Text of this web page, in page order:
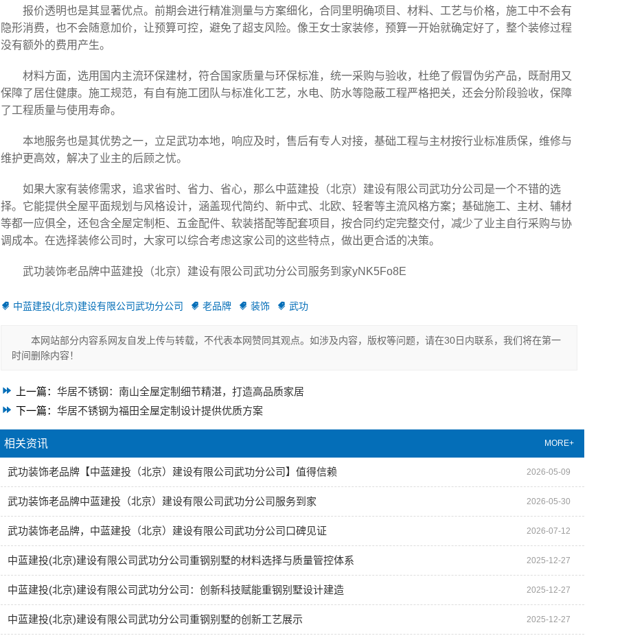
报价透明也是其显著优点。前期会进行精准测量与方案细化，合同里明确项目、材料、工艺与价格，施工中不会有
隐形消费，也不会随意加价，让预算可控，避免了超支风险。像王女士家装修，预算一开始就确定好了，整个装修过程
没有额外的费用产生。
材料方面，选用国内主流环保建材，符合国家质量与环保标准，统一采购与验收，杜绝了假冒伪劣产品，既耐用又
保障了居住健康。施工规范，有自有施工团队与标准化工艺，水电、防水等隐蔽工程严格把关，还会分阶段验收，保障
了工程质量与使用寿命。
本地服务也是其优势之一，立足武功本地，响应及时，售后有专人对接，基础工程与主材按行业标准质保，维修与
维护更高效，解决了业主的后顾之忧。
如果大家有装修需求，追求省时、省力、省心，那么中蓝建投（北京）建设有限公司武功分公司是一个不错的选
择。它能提供全屋平面规划与风格设计，涵盖现代简约、新中式、北欧、轻奢等主流风格方案；基础施工、主材、辅材
等都一应俱全，还包含全屋定制柜、五金配件、软装搭配等配套项目，按合同约定完整交付，减少了业主自行采购与协
调成本。在选择装修公司时，大家可以综合考虑这家公司的这些特点，做出更合适的决策。
武功装饰老品牌中蓝建投（北京）建设有限公司武功分公司服务到家yNK5Fo8E
中蓝建投(北京)建设有限公司武功分公司 老品牌 装饰 武功
本网站部分内容系网友自发上传与转载，不代表本网赞同其观点。如涉及内容，版权等问题，请在30日内联系，我们将在第一
时间删除内容！
上一篇： 华居不锈钢：南山全屋定制细节精湛，打造高品质家居
下一篇： 华居不锈钢为福田全屋定制设计提供优质方案
相关资讯 MORE+
武功装饰老品牌【中蓝建投（北京）建设有限公司武功分公司】值得信赖 2026-05-09
武功装饰老品牌中蓝建投（北京）建设有限公司武功分公司服务到家 2026-05-30
武功装饰老品牌，中蓝建投（北京）建设有限公司武功分公司口碑见证 2026-07-12
中蓝建投(北京)建设有限公司武功分公司重钢别墅的材料选择与质量管控体系 2025-12-27
中蓝建投(北京)建设有限公司武功分公司：创新科技赋能重钢别墅设计建造 2025-12-27
中蓝建投(北京)建设有限公司武功分公司重钢别墅的创新工艺展示 2025-12-27